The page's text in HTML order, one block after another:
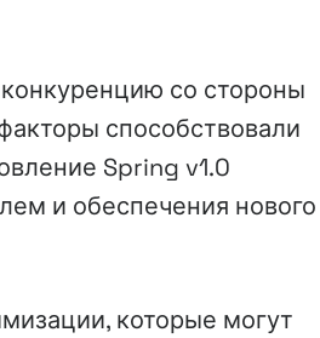
со стороны
способствовали
Spring v1.0
и обеспечения нового
которые могут